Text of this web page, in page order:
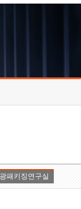
남권연구본부
획본부
광패키징연구실